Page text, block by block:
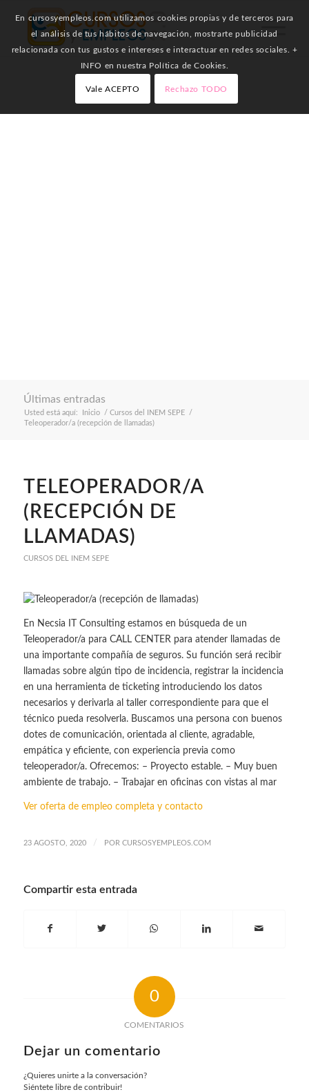
Últimas entradas
Usted está aquí: Inicio / Cursos del INEM SEPE
/
Teleoperador/a (recepción de llamadas)
TELEOPERADOR/A
(RECEPCIÓN DE
LLAMADAS)
CURSOS DEL INEM SEPE
En Necsia IT Consulting estamos en búsqueda de un
Teleoperador/a para CALL CENTER para atender llamadas de
una importante compañía de seguros. Su función será recibir
llamadas sobre algún tipo de incidencia, registrar la incidencia
en una herramienta de ticketing introduciendo los datos
necesarios y derivarla al taller correspondiente para que el
técnico pueda resolverla. Buscamos una persona con buenos
dotes de comunicación, orientada al cliente, agradable,
empática y eficiente, con experiencia previa como
teleoperador/a. Ofrecemos: – Proyecto estable. – Muy buen
ambiente de trabajo. – Trabajar en oficinas con vistas al mar
Ver oferta de empleo completa y contacto
23 AGOSTO, 2020 / POR CURSOSYEMPLEOS.COM
Compartir esta entrada
0
COMENTARIOS
Dejar un comentario
¿Quieres unirte a la conversación?
Siéntete libre de contribuir!
En cursosyempleos.com utilizamos cookies propias y de terceros para
el análisis de tus hábitos de navegación, mostrarte publicidad
relacionada con tus gustos e intereses e interactuar en redes sociales. +
INFO en nuestra Política de Cookies.
Vale ACEPTO Rechazo TODO